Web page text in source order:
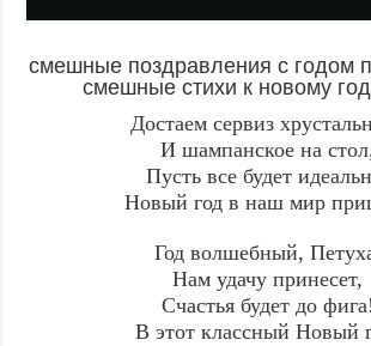
смешные поздравления с годом
смешные стихи к новому
Достаем сервиз
И шампанское на
Пусть все будет
Новый год в наш мир
Год волшебный,
Нам удачу принесет,
Счастья будет до фига!
В этот классный Новый